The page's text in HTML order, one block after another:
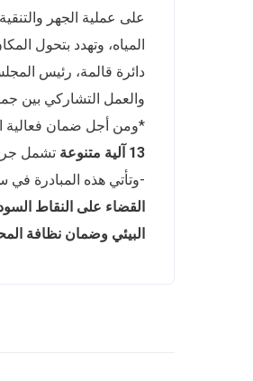
على عملية الجهر
المياه، وتهدد بتحول
دائرة قالمة، رئيس
والعمل التشاركي بين
*ومن أجل ضمان فعالية
13 آلية متنوعة
تشمل
-وتأتي هذه المبادرة في
القضاء على النقاط
البيئي وضمان نظافة